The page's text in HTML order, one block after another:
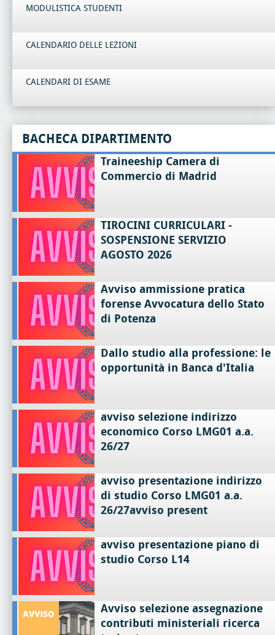
MODULISTICA STUDENTI
CALENDARIO DELLE LEZIONI
CALENDARI DI ESAME
BACHECA DIPARTIMENTO
Traineeship Camera di
Commercio di Madrid
TIROCINI CURRICULARI -
SOSPENSIONE SERVIZIO
AGOSTO 2026
Avviso ammissione pratica
forense Avvocatura dello Stato
di Potenza
Dallo studio alla professione: le
opportunità in Banca d'Italia
avviso selezione indirizzo
economico Corso LMG01 a.a.
26/27
avviso presentazione indirizzo
di studio Corso LMG01 a.a.
26/27avviso present
avviso presentazione piano di
studio Corso L14
Avviso selezione assegnazione
contributi ministeriali ricerca